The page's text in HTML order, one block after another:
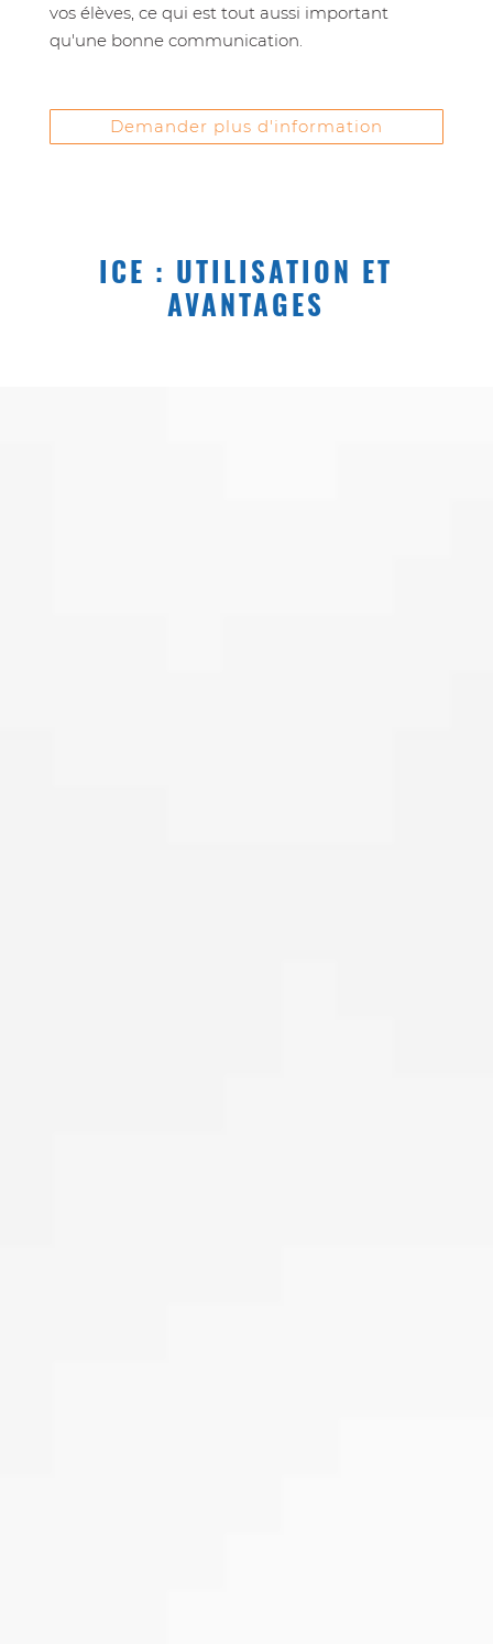
vos élèves, ce qui est tout aussi important
qu'une bonne communication.
Demander plus d'information
ICE : UTILISATION ET
AVANTAGES